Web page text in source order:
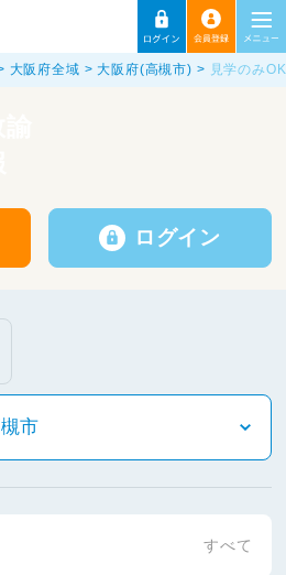
大阪府全域 大阪府(高槻市) 見学のみ
ログイン
すべて